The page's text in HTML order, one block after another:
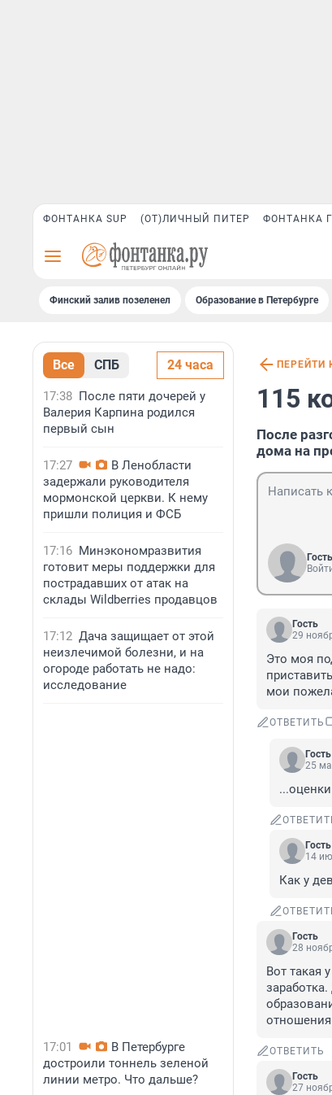
ФОНТАНКА SUP (ОТ)ЛИЧНЫЙ ПИТЕР ФОНТАНКА
Финский залив позеленел Образование в Петербурге
Все СПБ 24 часа
17:38 После пяти дочерей у
Валерия Карпина родился
первый сын
17:27
В Ленобласти
задержали руководителя
мормонской церкви. К нему
пришли полиция и ФСБ
17:16 Минэкономразвития
готовит меры поддержки для
пострадавших от атак на
склады Wildberries продавцов
17:12 Дача защищает от этой
неизлечимой болезни, и на
огороде работать не надо:
исследование
17:01
В Петербурге
достроили тоннель зеленой
линии метро. Что дальше?
ПЕРЕЙТИ
115
После
дома на
Гость
Гость
29
Это моя
мои
ОТВЕТИТЬ
Гость
25
Гость
14
Как у
Гость
28
Вот такая
ОТВЕТИТЬ
Гость
27